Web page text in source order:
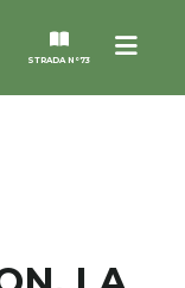
Menu
STRADA N°73